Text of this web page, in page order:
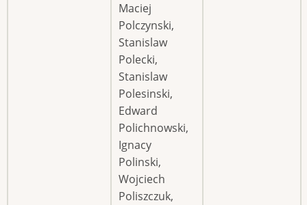
Maciej
Polczynski,
Stanislaw
Polecki,
Stanislaw
Polesinski,
Edward
Polichnowski,
Ignacy
Polinski,
Wojciech
Poliszczuk,